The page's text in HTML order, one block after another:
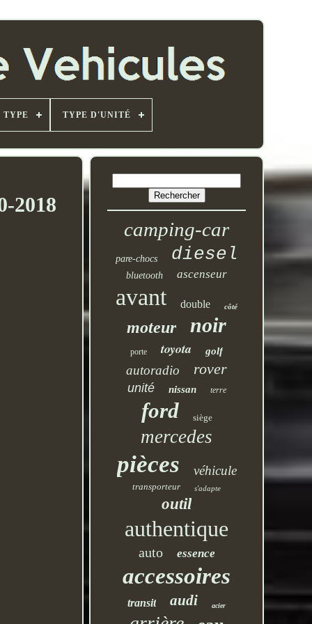
TYPE TYPE D'UNITÉ
2018
camping-car
pare-chocs diesel
bluetooth ascenseur
avant double côté
moteur noir
porte toyota golf
autoradio rover
unité nissan terre
ford siège
mercedes
pièces véhicule
transporteur s'adapte
outil
authentique
auto essence
accessoires
transit audi acier